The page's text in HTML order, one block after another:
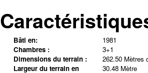
Bâti en:
1981
Chambres :
3+1
Dimensions du terrain :
262.50 Mètres
Largeur du terrain en
30.48 Mètre